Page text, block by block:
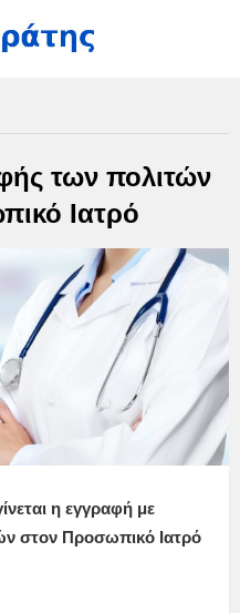
των πολιτών
Ιατρό
η εγγραφή με
στον Προσωπικό Ιατρό